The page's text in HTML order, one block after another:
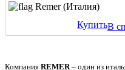
Remer (Италия)
КупитьВ
Компания REMER – один из